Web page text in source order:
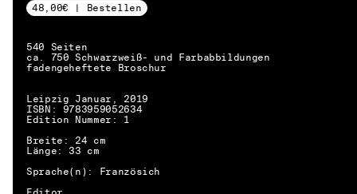
DE → EN
48,00€ | Bestellen
540 Seiten
ca. 750 Schwarzweiß- und Farbabbildungen
fadengeheftete Broschur
Leipzig Januar, 2019
ISBN: 9783959052634
Edition Nummer: 1
Breite: 24 cm
Länge: 33 cm
Sprache(n): Französich
Editor